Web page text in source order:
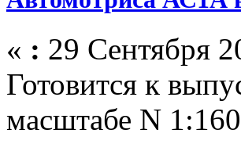
« : 29 Сентября
Готовится к
масштабе N